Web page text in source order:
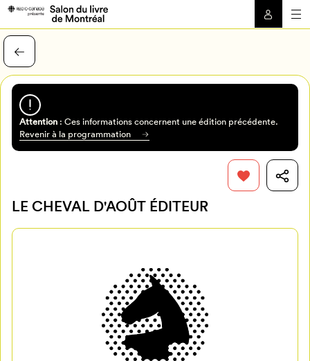
Attention: Ces informations concernent une édition précédente.
Revenir à la programmation
LE CHEVAL D'AOÛT ÉDITEUR